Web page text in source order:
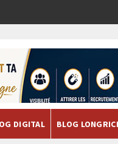
DIGITAL BLOG